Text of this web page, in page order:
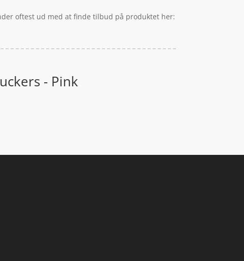
oftest ud med at finde tilbud på produktet her:
- Pink